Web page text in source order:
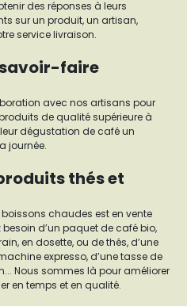
des réponses à leurs
sur un produit, un artisan,
service livraison.
faire
avec nos artisans pour
de qualité supérieure à
dégustation de café un
journée.
thés et
chaudes est en vente
d’un paquet de café bio,
en dosette, ou de thés, d’une
expresso, d’une tasse de
Nous sommes là pour améliorer
en temps et en qualité.